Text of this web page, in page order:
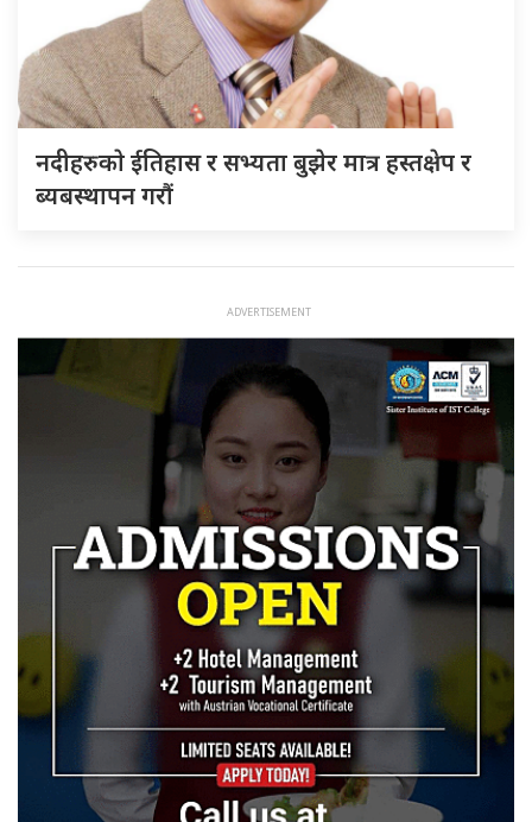
नदीहरुकाे ईतिहास र सभ्यता बुझेर मात्र हस्तक्षेप र
ब्यबस्थापन गराैं